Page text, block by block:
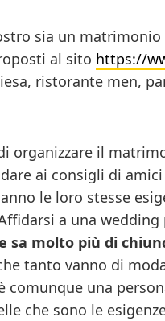
sia un
al sito https://
ristorante men,
organizzare il
ai consigli di
le loro stesse
a una
sa molto più di
tanto vanno di
comunque una
che sono le